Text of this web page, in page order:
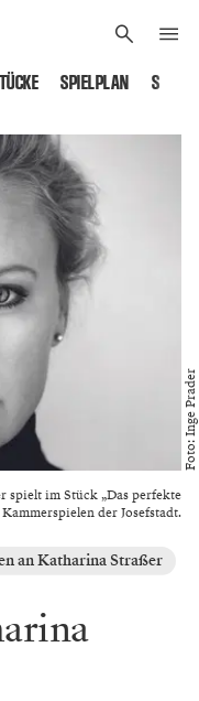
SPIELPLAN
im Stück „Das perfekte
der Josefstadt.
Foto: Inge Prader
an Katharina Straßer